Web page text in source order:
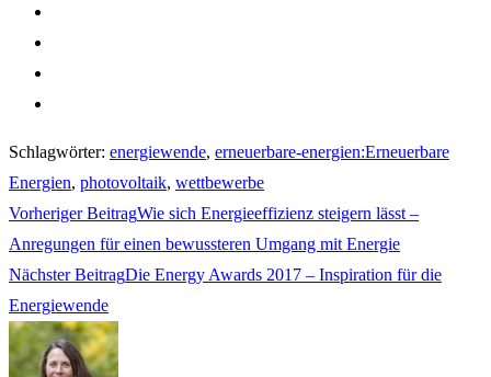
Schlagwörter: energiewende, erneuerbare-energien:Erneuerbare
Energien, photovoltaik, wettbewerbe
Weitere
Artikel
ansehen
Vorheriger BeitragWie sich Energieeffizienz steigern lässt –
Anregungen für einen bewussteren Umgang mit Energie
Nächster BeitragDie Energy Awards 2017 – Inspiration für die
Energiewende